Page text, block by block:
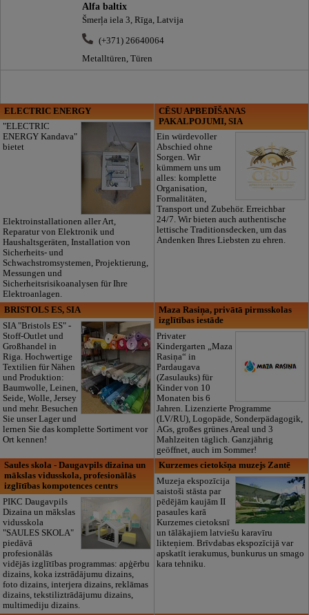
Alfa baltix
Šmerļa iela 3, Rīga, Latvija
(+371) 26640064
Metalltüren, Türen
ELECTRIC ENERGY
"ELECTRIC
ENERGY Kandava"
bietet
Elektroinstallationen aller Art,
Reparatur von Elektronik und
Haushaltsgeräten, Installation von
Sicherheits- und
Schwachstromsystemen, Projektierung,
Messungen und
Sicherheitsrisikoanalysen für Ihre
Elektroanlagen.
CĒSU APBEDĪŠANAS
PAKALPOJUMI, SIA
Ein würdevoller
Abschied ohne
Sorgen. Wir
kümmern uns um
alles: komplette
Organisation,
Formalitäten,
Transport und Zubehör. Erreichbar
24/7. Wir bieten auch authentische
lettische Traditionsdecken, um das
Andenken Ihres Liebsten zu ehren.
BRISTOLS ES, SIA
SIA "Bristols ES" -
Stoff-Outlet und
Großhandel in
Riga. Hochwertige
Textilien für Nähen
und Produktion:
Baumwolle, Leinen,
Seide, Wolle, Jersey
und mehr. Besuchen
Sie unser Lager und
lernen Sie das komplette Sortiment vor
Ort kennen!
Maza Rasiņa, privātā pirmsskolas
izglītības iestāde
Privater
Kindergarten „Maza
Rasiņa“ in
Pardaugava
(Zasulauks) für
Kinder von 10
Monaten bis 6
Jahren. Lizenzierte Programme
(LV/RU), Logopäde, Sonderpädagogik,
AGs, großes grünes Areal und 3
Mahlzeiten täglich. Ganzjährig
geöffnet, auch im Sommer!
Saules skola - Daugavpils dizaina un
mākslas vidusskola, profesionālās
izglītības kompotences centrs
PIKC Daugavpils
Dizaina un mākslas
vidusskola
"SAULES SKOLA"
piedāvā
profesionālās
vidējās izglītības programmas: apģērbu
dizains, koka izstrādājumu dizains,
foto dizains, interjera dizains, reklāmas
dizains, tekstiliztrādājumu dizains,
multimediju dizains.
Kurzemes cietokšņa muzejs Zantē
Muzeja ekspozīcija
saistoši stāsta par
pēdējām kaujām II
pasaules karā
Kurzemes cietoksnī
un tālākajiem latviešu karavīru
likteņiem. Brīvdabas ekspozīcijā var
apskatīt ierakumus, bunkurus un smago
kara tehniku.